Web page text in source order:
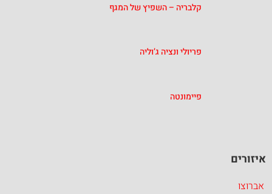
קלבריה – השפיץ של המגף
פריולי ונציה ג’וליה
פיימונטה
איזורים
אברוצו